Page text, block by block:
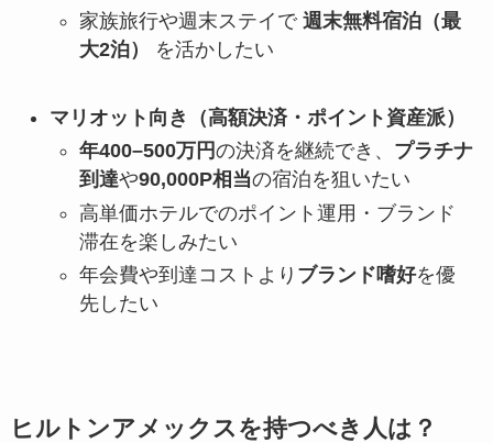
家族旅行や週末ステイで 週末無料宿泊（最
大2泊）
を活かしたい
マリオット向き（高額決済・ポイント資産派）
年400–500万円の決済を継続でき、 プラチナ
到達や90,000P相当の宿泊を狙いたい
高単価ホテルでのポイント運用・ブランド
滞在を楽しみたい
年会費や到達コストより ブランド嗜好を優
先したい
ヒルトンアメックスを持つべき人は？